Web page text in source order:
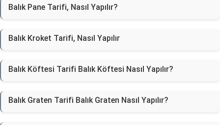
Balık Pane Tarifi, Nasıl Yapılır?
Balık Kroket Tarifi, Nasıl Yapılır
Balık Köftesi Tarifi Balık Köftesi Nasıl Yapılır?
Balık Graten Tarifi Balık Graten Nasıl Yapılır?